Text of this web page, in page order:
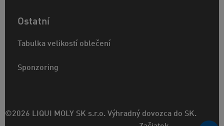
Ostatní
Tabulka velikostí oblečení
Sponzoring
©2026 LIQUI MOLY SK s.r.o. Výhradný dovozca do SK.